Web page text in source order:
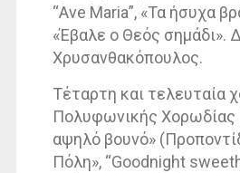
“Ave Maria”, «Τα ήσυχα
«Έβαλε ο Θεός σημάδι».
Χρυσανθακόπουλος.
Τέταρτη και τελευταία
Πολυφωνικής Χορωδίας
αψηλό βουνό»
Πόλη», “Goodnight